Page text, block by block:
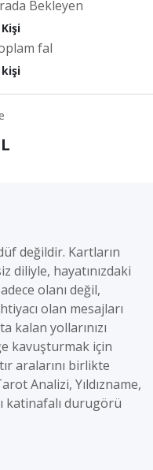
Bekleyen
Kişi
fal
kişi
değildir. Kartların
diliyle, hayatınızdaki
olanı değil,
olan mesajları
kalan yollarınızı
kavuşturmak için
aralarını birlikte
Analizi, Yıldızname,
katinafalı durugörü